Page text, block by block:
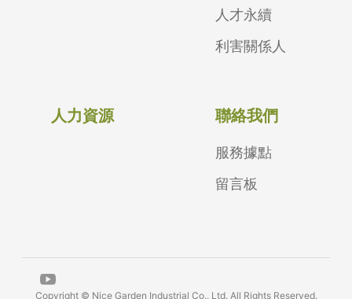
人才永續
利害關係人
人力資源 聯絡我們
服務據點
留言板
Copyright © Nice Garden Industrial Co., Ltd. All Rights Reserved.